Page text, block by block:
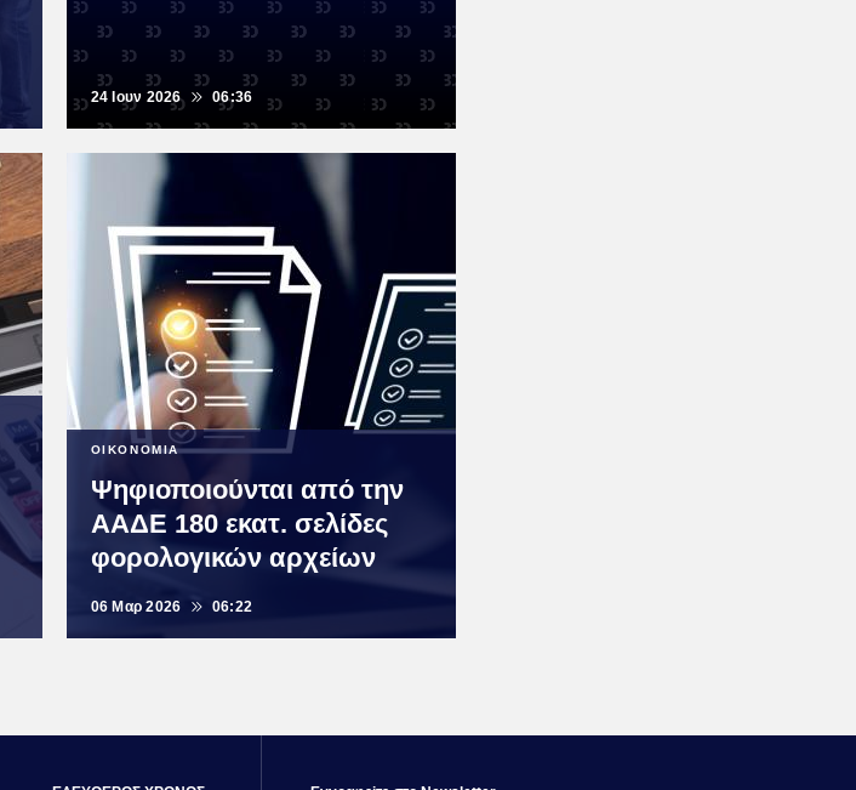
24 Ιουν 2026 06:36
ΟΙΚΟΝΟΜΙΑ
Ψηφιοποιούνται από την
ΑΑΔΕ 180 εκατ. σελίδες
φορολογικών αρχείων
06 Μαρ 2026 06:22